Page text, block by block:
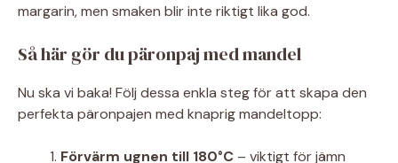
margarin, men smaken blir inte riktigt lika god.
Så här gör du päronpaj med mandel
Nu ska vi baka! Följ dessa enkla steg för att skapa den
perfekta päronpajen med knaprig mandeltopp:
Förvärm ugnen till 180°C – viktigt för jämn